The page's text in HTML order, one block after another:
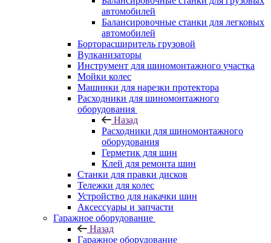
автомобилей
Балансировочные станки для легковых
автомобилей
Борторасширитель грузовой
Вулканизаторы
Инструмент для шиномонтажного участка
Мойки колес
Машинки для нарезки протектора
Расходники для шиномонтажного
оборудования
Назад
Расходники для шиномонтажного
оборудования
Герметик для шин
Клей для ремонта шин
Станки для правки дисков
Тележки для колес
Устройство для накачки шин
Аксессуары и запчасти
Гаражное оборудование
Назад
Гаражное оборудование